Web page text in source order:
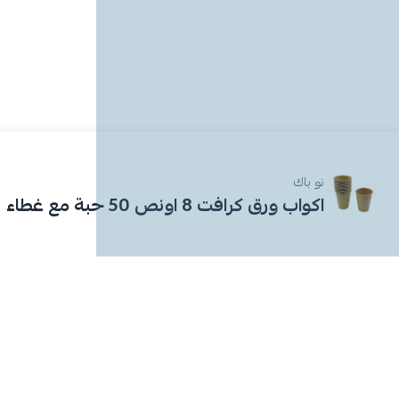
نو باك
اكواب ورق كرافت 8 اونص 50 حبة مع غطاء